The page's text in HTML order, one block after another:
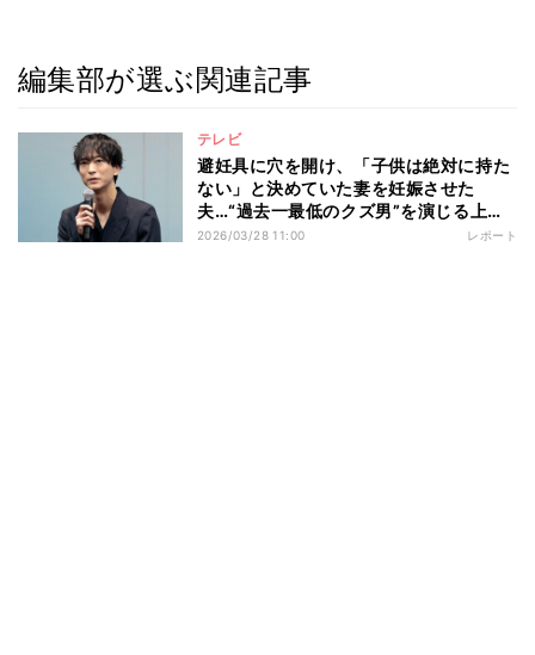
編集部が選ぶ関連記事
テレビ
避妊具に穴を開け、「子供は絶対に持た
ない」と決めていた妻を妊娠させた
夫…“過去一最低のクズ男”を演じる上で
浅香航大が大切にしていることとは ド
2026/03/28 11:00 レポート